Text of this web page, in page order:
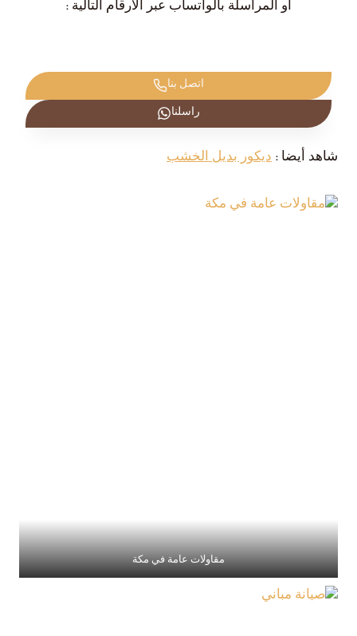
أو المراسلة بالواتساب عبر الأرقام التالية :
اتصل بنا
راسلنا
شاهد أيضا : ديكور بديل الخشب
مقاولات عامة في مكة